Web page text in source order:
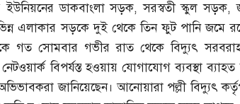
ইউনিয়নের ডাকবাংলা সড়ক,সরস্বতী স্কুল সড়ক,
এলাকার সড়কে দুই থেকে তিন ফুট পানি জমে
গত সোমবার গভীর রাত থেকে বিদ্যুৎ সরবরাহ
বিপর্যস্ত হওয়ায় যোগাযোগ ব্যবস্থা ব্যাহত
জানিয়েছেন। আনোয়ারা পল্লী বিদ্যুৎ